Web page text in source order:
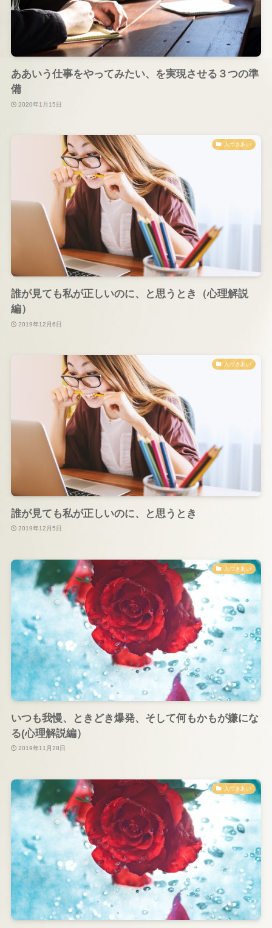
ああいう仕事をやってみたい、を実現させる３つの準
備
2020年1月15日
人づきあい
誰が見ても私が正しいのに、と思うとき（心理解説
編）
2019年12月6日
人づきあい
誰が見ても私が正しいのに、と思うとき
2019年12月5日
人づきあい
いつも我慢、ときどき爆発、そして何もかもが嫌にな
る(心理解説編）
2019年11月28日
人づきあい